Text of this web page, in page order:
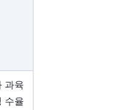
과육
수율